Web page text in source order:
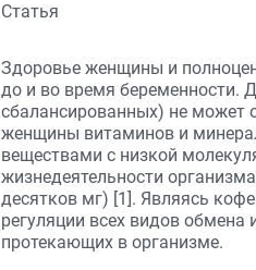
Статья
Здоровье женщины и
до и во время беременности.
сбалансированных) не может
женщины витаминов и
веществами с низкой
жизнедеятельности
десятков мг) [1]. Являясь
регуляции всех видов
протекающих в организме.